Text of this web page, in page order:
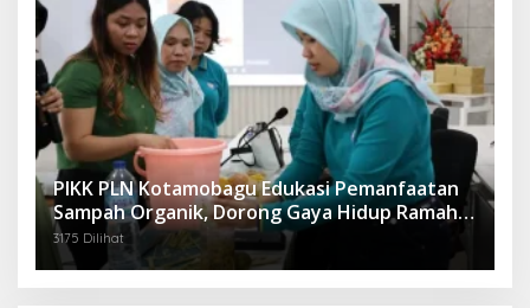
PIKK PLN Kotamobagu Edukasi Pemanfaatan
Sampah Organik, Dorong Gaya Hidup Ramah
Lingkungan
3175 Dilihat